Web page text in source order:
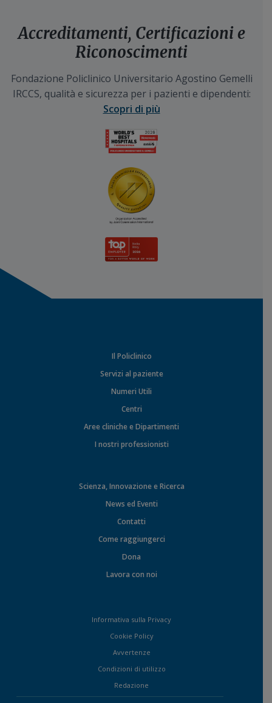
Accreditamenti, Certificazioni e
Riconoscimenti
Fondazione Policlinico Universitario Agostino Gemelli
IRCCS, qualità e sicurezza per i pazienti e dipendenti:
Scopri di più
Il Policlinico
Servizi al paziente
Numeri Utili
Centri
Aree cliniche e Dipartimenti
I nostri professionisti
Scienza, Innovazione e Ricerca
News ed Eventi
Contatti
Come raggiungerci
Dona
Lavora con noi
Informativa sulla Privacy
Cookie Policy
Avvertenze
Condizioni di utilizzo
Redazione